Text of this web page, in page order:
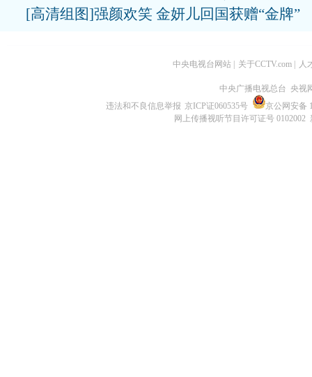
[高清组图]强颜欢笑 金妍儿回国获赠“金牌”
中央电视台网站 关于CCTV.com 人
中央广播电视总台 央视
违法和不良信息举报 京ICP证060535号
京公网安备
网上传播视听节目许可证号 0102002